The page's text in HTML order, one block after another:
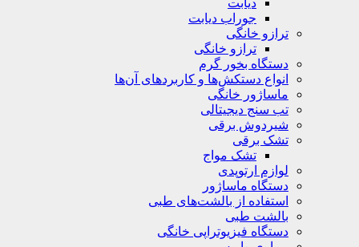
دیابت
جوراب دیابت
ترازو خانگی
ترازو خانگی
دستگاه بخور گرم
انواع دستکش‌ها و کاربردهای آن‌ها
ماساژور خانگی
تب سنج دیجیتالی
شیردوش برقی
تشک برقی
تشک مواج
لوازم ارتوپدی
دستگاه ماساژور
استفاده از بالشت‌های طبی
بالشت‌ طبی
دستگاه فیزیوتراپی خانگی